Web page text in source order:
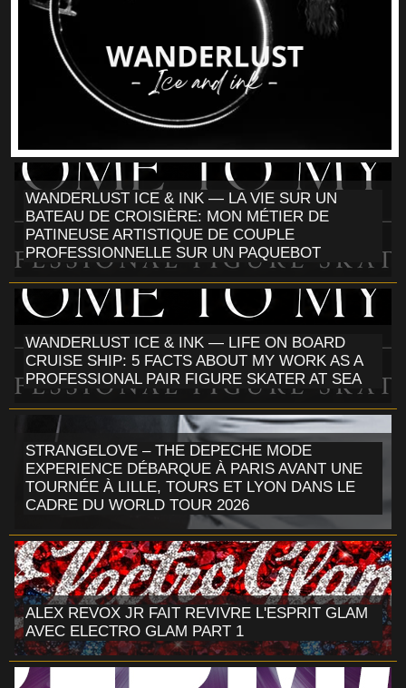
WANDERLUST ICE & INK — LA VIE SUR UN
BATEAU DE CROISIÈRE: MON MÉTIER DE
PATINEUSE ARTISTIQUE DE COUPLE
PROFESSIONNELLE SUR UN PAQUEBOT
WANDERLUST ICE & INK — LIFE ON BOARD
CRUISE SHIP: 5 FACTS ABOUT MY WORK AS A
PROFESSIONAL PAIR FIGURE SKATER AT SEA
STRANGELOVE – THE DEPECHE MODE
EXPERIENCE DÉBARQUE À PARIS AVANT UNE
TOURNÉE À LILLE, TOURS ET LYON DANS LE
CADRE DU WORLD TOUR 2026
ALEX REVOX JR FAIT REVIVRE L'ESPRIT GLAM
AVEC ELECTRO GLAM PART 1